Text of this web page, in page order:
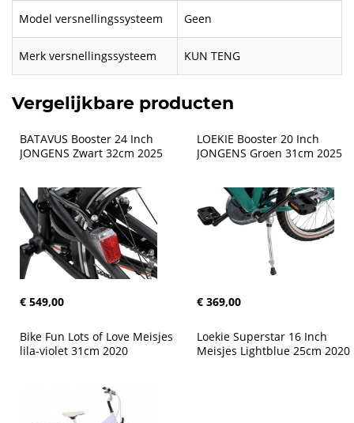
Model versnellingssysteem Geen
Merk versnellingssysteem KUN TENG
Vergelijkbare producten
BATAVUS Booster 24 Inch
JONGENS Zwart 32cm 2025
€ 549,00
LOEKIE Booster 20 Inch
JONGENS Groen 31cm 2025
€ 369,00
Bike Fun Lots of Love Meisjes
lila-violet 31cm 2020
Loekie Superstar 16 Inch
Meisjes Lightblue 25cm 2020